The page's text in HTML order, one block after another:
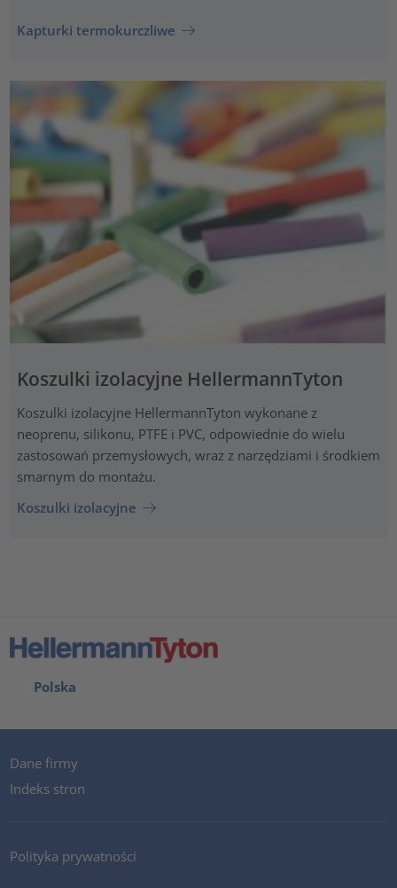
Kapturki termokurczliwe
Koszulki izolacyjne HellermannTyton
Koszulki izolacyjne HellermannTyton wykonane z
neoprenu, silikonu, PTFE i PVC, odpowiednie do wielu
zastosowań przemysłowych, wraz z narzędziami i środkiem
smarnym do montażu.
Koszulki izolacyjne
Polska
Dane firmy
Indeks stron
Polityka prywatności